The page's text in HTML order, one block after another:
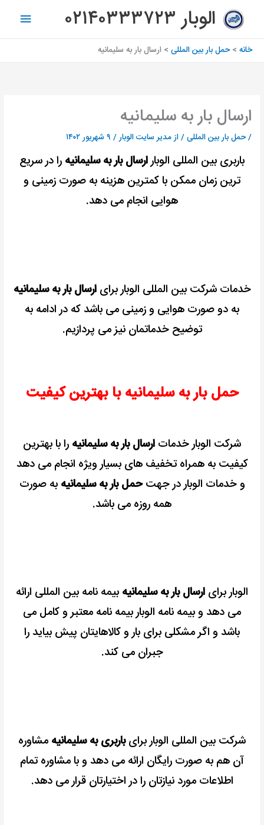
محتوا
الوبار ۰۲۱۴۰۳۳۳۷۲۳
اصلی
خانه حمل بار بین المللی ارسال بار به سلیمانیه
ارسال بار به سلیمانیه
/حمل بار بین المللی/ ازمدیر سایت الوبار/ ۹ شهریور ۱۴۰۲
باربری بین المللی الوبارارسال بار به سلیمانیه را در سریع
ترین زمان ممکن با کمترین هزینه به صورت زمینی و
هوایی انجام می دهد.
خدمات شرکت بین المللی الوبار برایارسال بار به سلیمانیه
به دو صورت هوایی و زمینی می باشد که در ادامه به
توضیح خدماتمان نیز می پردازیم.
حمل بار به سلیمانیه با بهترین کیفیت
شرکت الوبار خدمات ارسال بار به سلیمانیه را با بهترین
کیفیت به همراه تخفیف های بسیار ویژه انجام می دهد
و خدمات الوبار در جهتحمل بار به سلیمانیه به صورت
همه روزه می باشد.
الوبار برای ارسال بار به سلیمانیه بیمه نامه بین المللی ارائه
می دهد و بیمه نامه الوبار بیمه نامه معتبر و کامل می
باشد و اگر مشکلی برای بار و کالاهایتان پیش بیاید را
جبران می کند.
شرکت بین المللی الوبار برایباربری به سلیمانیه مشاوره
آن هم به صورت رایگان ارائه می دهد و با مشاوره تمام
اطلاعات مورد نیازتان را در اختیارتان قرار می دهد.